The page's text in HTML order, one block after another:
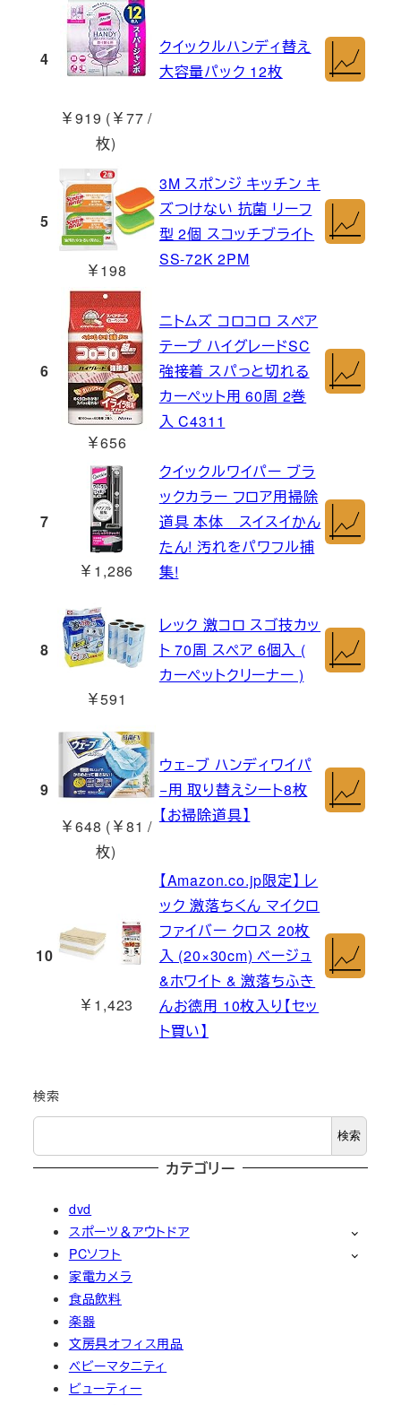
4
￥919 (￥77 /
枚)
クイックルハンディ替え
大容量パック 12枚
5
￥198
3M スポンジ キッチン キ
ズつけない 抗菌 リーフ
型 2個 スコッチブライト
SS-72K 2PM
6
￥656
ニトムズ コロコロ スペア
テープ ハイグレードSC
強接着 スパっと切れる
カーペット用 60周 2巻
入 C4311
7
￥1,286
クイックルワイパー ブラ
ックカラー フロア用掃除
道具 本体 スイスイかん
たん! 汚れをパワフル捕
集!
8
￥591
レック 激コロ スゴ技カッ
ト 70周 スペア 6個入 (
カーペットクリーナー )
9
￥648 (￥81 /
枚)
ウェ−ブ ハンディワイパ
−用 取り替えシート8枚
【お掃除道具】
10
￥1,423
【Amazon.co.jp限定】 レ
ック 激落ちくん マイクロ
ファイバー クロス 20枚
入 (20×30cm) ベージュ
&ホワイト & 激落ちふき
んお徳用 10枚入り【セッ
ト買い】
検索
検索
カテゴリー
dvd
スポーツ＆アウトドア
PCソフト
家電カメラ
食品飲料
楽器
文房具オフィス用品
ベビーマタニティ
ビューティー